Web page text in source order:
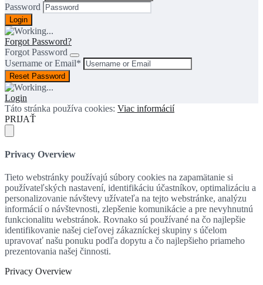
Password
Forgot Password?
Forgot Password
Username or Email*
Login
Táto stránka používa cookies: Viac informácií
PRIJAŤ
Privacy Overview
Tieto webstránky používajú súbory cookies na zapamätanie si
používateľských nastavení, identifikáciu účastníkov, optimalizáciu a
personalizovanie návštevy užívateľa na tejto webstránke, analýzu
informácií o návštevnosti, zlepšenie komunikácie a pre nevyhnutnú
funkcionalitu webstránok. Rovnako sú používané na čo najlepšie
identifikovanie našej cieľovej zákazníckej skupiny s účelom
upravovať našu ponuku podľa dopytu a čo najlepšieho priameho
prezentovania našej činnosti.
Privacy Overview